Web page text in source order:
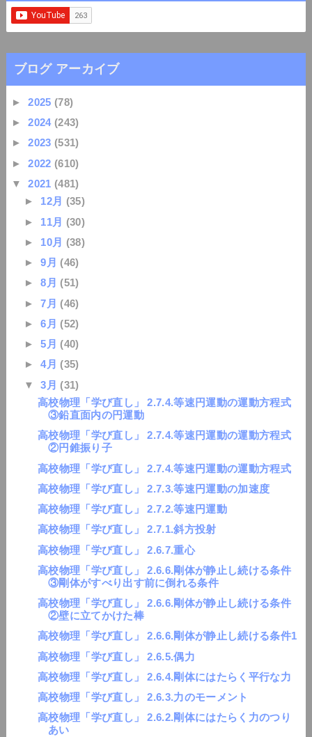
ブログ アーカイブ
►2025 (78)
►2024 (243)
►2023 (531)
►2022 (610)
▼2021 (481)
► 12月 (35)
► 11月 (30)
► 10月 (38)
►9月 (46)
►8月 (51)
►7月 (46)
►6月 (52)
►5月 (40)
►4月 (35)
▼3月 (31)
高校物理「学び直し」 2.7.4.等速円運動の運動方程式
③鉛直面内の円運動
高校物理「学び直し」 2.7.4.等速円運動の運動方程式
②円錐振り子
高校物理「学び直し」 2.7.4.等速円運動の運動方程式
高校物理「学び直し」 2.7.3.等速円運動の加速度
高校物理「学び直し」 2.7.2.等速円運動
高校物理「学び直し」 2.7.1.斜方投射
高校物理「学び直し」 2.6.7.重心
高校物理「学び直し」 2.6.6.剛体が静止し続ける条件
③剛体がすべり出す前に倒れる条件
高校物理「学び直し」 2.6.6.剛体が静止し続ける条件
②壁に立てかけた棒
高校物理「学び直し」 2.6.6.剛体が静止し続ける条件1
高校物理「学び直し」 2.6.5.偶力
高校物理「学び直し」 2.6.4.剛体にはたらく平行な力
高校物理「学び直し」 2.6.3.力のモーメント
高校物理「学び直し」 2.6.2.剛体にはたらく力のつり
あい